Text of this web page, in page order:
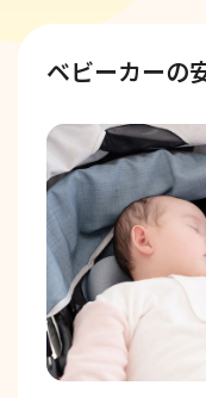
ベビーカーの